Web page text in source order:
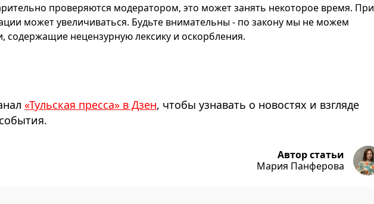
проверяются модератором, это может занять некоторое время. При
может увеличиваться. Будьте внимательны - по закону мы не можем
нецензурную лексику и оскорбления.
«Тульская пресса» в Дзен, чтобы узнавать о новостях и взгляде
Автор статьи
Мария Панферова